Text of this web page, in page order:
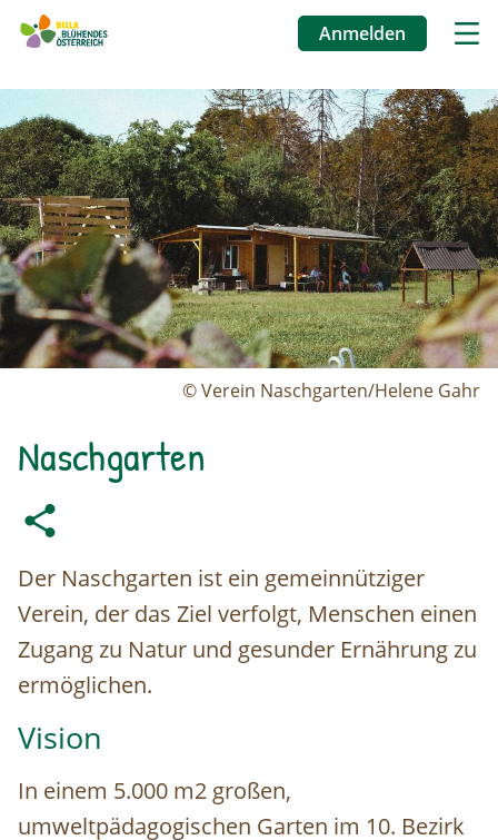
Direkt
zum
Inhalt
Benutzermenü
Anmelden
Image
© Verein Naschgarten/Helene Gahr
Naschgarten
Der Naschgarten ist ein gemeinnütziger
Verein, der das Ziel verfolgt, Menschen einen
Zugang zu Natur und gesunder Ernährung zu
ermöglichen.
Vision
In einem 5.000 m2 großen,
umweltpädagogischen Garten im 10. Bezirk